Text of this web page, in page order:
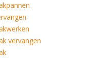
vervangen